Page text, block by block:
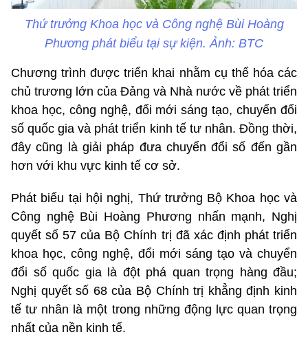
Thứ trưởng Khoa học và Công nghệ Bùi Hoàng
Phương phát biểu tại sự kiện. Ảnh: BTC
Chương trình được triển khai nhằm cụ thể hóa các
chủ trương lớn của Đảng và Nhà nước về phát triển
khoa học, công nghệ, đổi mới sáng tạo, chuyển đổi
số quốc gia và phát triển kinh tế tư nhân. Đồng thời,
đây cũng là giải pháp đưa chuyển đổi số đến gần
hơn với khu vực kinh tế cơ sở.
Phát biểu tại hội nghị, Thứ trưởng Bộ Khoa học và
Công nghệ Bùi Hoàng Phương nhấn mạnh, Nghị
quyết số 57 của Bộ Chính trị đã xác định phát triển
khoa học, công nghệ, đổi mới sáng tạo và chuyển
đổi số quốc gia là đột phá quan trọng hàng đầu;
Nghị quyết số 68 của Bộ Chính trị khẳng định kinh
tế tư nhân là một trong những động lực quan trọng
nhất của nền kinh tế.